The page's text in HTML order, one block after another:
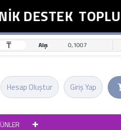
DESTEK TOPLU
₸ Alış 0,1007
Giriş Yap
Hesap Oluştur